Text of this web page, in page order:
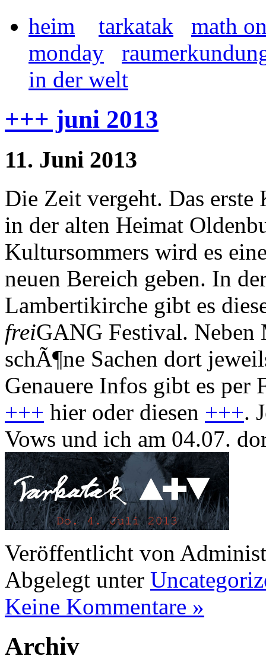
heim tarkatak
math
monday
in der welt
+++ juni 2013
11. Juni 2013
Die Zeit vergeht. Das
in der alten Heimat
Kultursommers wird es
neuen Bereich geben. In
Lambertikirche gibt es
freiGANG Festival. Neben
schÃ¶ne Sachen dort
Genauere Infos gibt es
+++ hier oder diesen +++.
Vows und ich am 04.07.
Veröffentlicht von
Abgelegt unter
Keine Kommentare »
Archiv